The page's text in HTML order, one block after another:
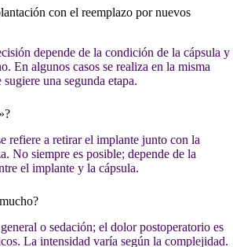
con el reemplazo por nuevos
depende de la condición de la cápsula y
En algunos casos se realiza en la misma
una segunda etapa.
refiere a retirar el implante junto con la
No siempre es posible; depende de la
el implante y la cápsula.
o sedación; el dolor postoperatorio es
La intensidad varía según la complejidad.